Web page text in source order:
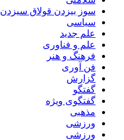
سوز بیزدن قولاق سیزدن
سیاسی
علم جدید
علم و فناوری
فرهنگ و هنر
فن آوری
گزارش
گفتگو
گفتگوی ویژه
مذهبی
ورزشی
ورزشی